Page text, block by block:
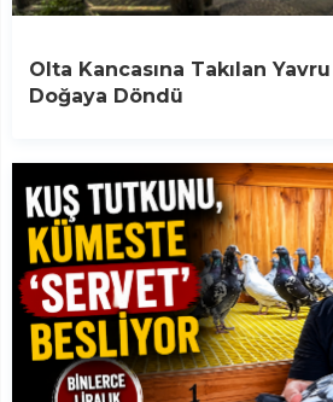
Olta Kancasına Takılan
Doğaya Döndü